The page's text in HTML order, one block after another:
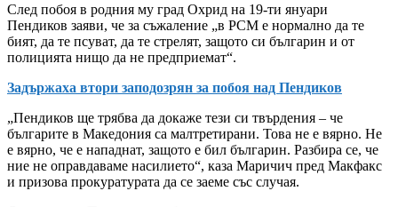
След побоя в родния му град Охрид на 19-ти януари
Пендиков заяви, че за съжаление „в РСМ е нормално да те
бият, да те псуват, да те стрелят, защото си българин и от
полицията нищо да не предприемат“.
Задържаха втори заподозрян за побоя над Пендиков
„Пендиков ще трябва да докаже тези си твърдения – че
българите в Македония са малтретирани. Това не е вярно. Не
е вярно, че е нападнат, защото е бил българин. Разбира се, че
ние не оправдаваме насилието“, каза Маричич пред Макфакс
и призова прокуратурата да се заеме със случая.